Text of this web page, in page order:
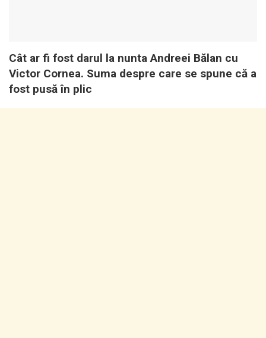
Cât ar fi fost darul la nunta Andreei Bălan cu
Victor Cornea. Suma despre care se spune că a
fost pusă în plic